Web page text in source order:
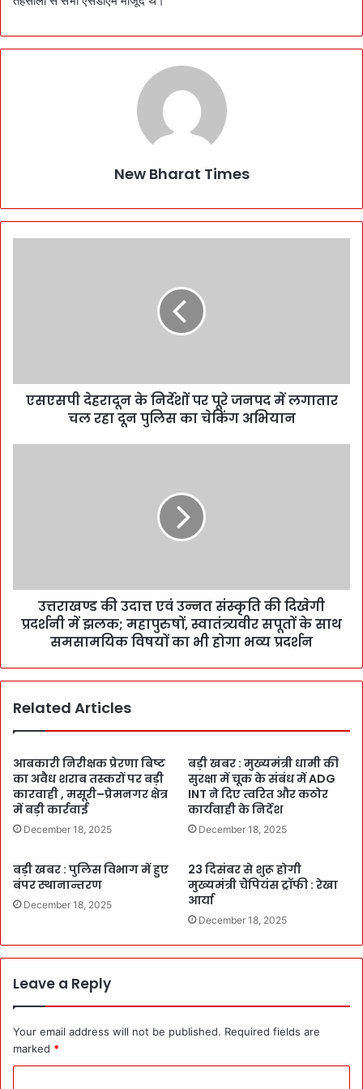
New Bharat Times
एसएसपी देहरादून के निर्देशों पर पूरे जनपद में लगातार
चल रहा दून पुलिस का चेकिंग अभियान
उत्तराखण्ड की उदात्त एवं उन्नत संस्कृति की दिखेगी
प्रदर्शनी में झलक; महापुरुषों, स्वातंत्र्यवीर सपूतों के साथ
समसामयिक विषयों का भी होगा भव्य प्रदर्शन
Related Articles
आबकारी निरीक्षक प्रेरणा बिष्ट
का अवैध शराब तस्करों पर बड़ी
कारवाही , मसूरी–प्रेमनगर क्षेत्र
में बड़ी कार्रवाई
December 18, 2025
बड़ी खबर : मुख्यमंत्री धामी की
सुरक्षा में चूक के संबंध में ADG
INT ने दिए त्वरित और कठोर
कार्यवाही के निर्देश
December 18, 2025
बड़ी खबर : पुलिस विभाग में हुए
बंपर स्थानान्तरण
December 18, 2025
23 दिसंबर से शुरू होगी
मुख्यमंत्री चैंपियंस ट्रॉफी : रेखा
आर्या
December 18, 2025
Leave a Reply
Your email address will not be published. Required fields are
marked *